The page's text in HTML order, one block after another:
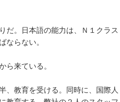
だ。日本語の能力は、Ｎ１クラス
ならない。
ら来ている。
、教育を受ける。同時に、国際人